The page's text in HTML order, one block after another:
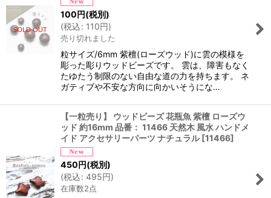
100円(税別)
(税込: 110円)
売り切れました
粒サイズ/6mm 紫檀(ローズウッド)に雲の模様を
彫った彫りウッドビーズです。 雲は、障害もなく
たゆたう制限のない自由な道の力を持ちます。 ネ
ガティブや不安な方向に向かいそうにな…
【一粒売り】 ウッドビーズ 花瓶魚 紫檀 ローズウ
ッド 約16mm 品番： 11466 天然木 風水 ハンドメ
イド アクセサリーパーツ ナチュラル [11466]
450円(税別)
(税込: 495円)
在庫数2点